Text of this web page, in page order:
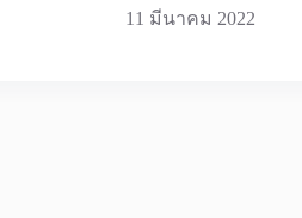
11 มีนาคม 2022